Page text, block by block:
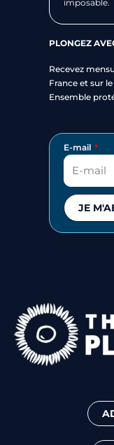
imposable.
PLONGEZ
Recevez
France et sur
Ensemble
E-mail
JE